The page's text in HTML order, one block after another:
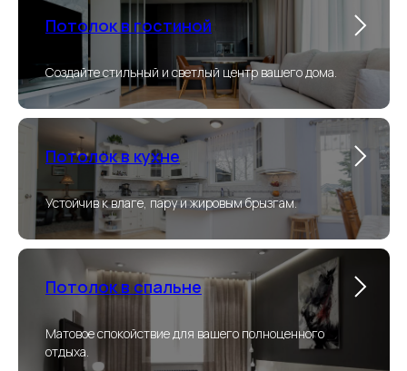
Потолок в гостиной
Создайте стильный и светлый центр вашего дома.
Потолок в кухне
Устойчив к влаге, пару и жировым брызгам.
Потолок в спальне
Матовое спокойствие для вашего полноценного
отдыха.